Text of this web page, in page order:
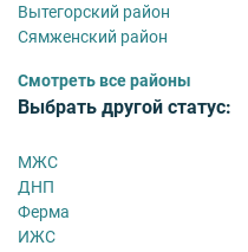
Вытегорский район
Сямженский район
Смотреть все районы
Выбрать другой статус:
МЖС
ДНП
Ферма
ИЖС